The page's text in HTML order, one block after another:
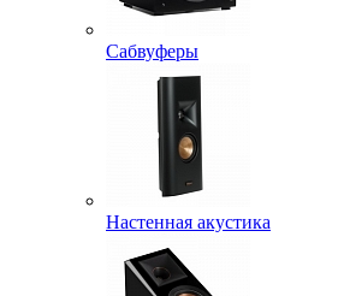
Сабвуферы
Настенная акустика